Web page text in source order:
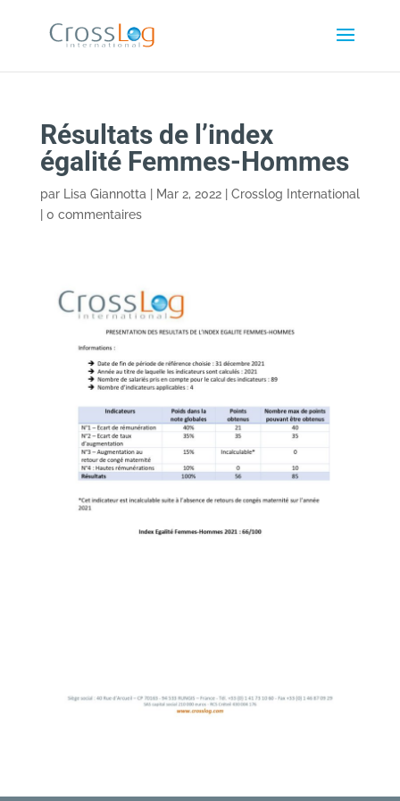
Résultats de l’index
égalité Femmes-Hommes
par Lisa Giannotta Mar 2, 2022| Crosslog International
0 commentaires